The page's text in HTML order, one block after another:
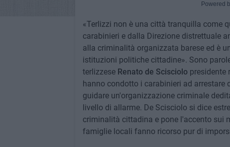
Powered
«Terlizzi non è una città tranquilla come
carabinieri e dalla Direzione distrettuale
alla criminalità organizzata barese ed è
istituzioni politiche cittadine». Sono
terlizzese Renato de Scisciolopresidente
hanno condotto i carabinieri ad arrestare
guidare un'organizzazione criminale
livello di allarme. De Scisciolo si dice
criminalità cittadina e pone l'accento sui
famiglie locali fanno ricorso pur di